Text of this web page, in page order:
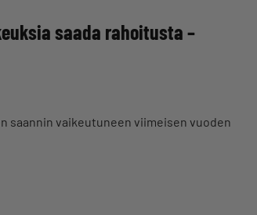
saada rahoitusta –
saannin vaikeutuneen viimeisen vuoden